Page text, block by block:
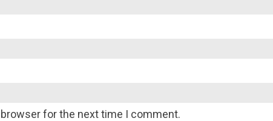
for the next time I comment.